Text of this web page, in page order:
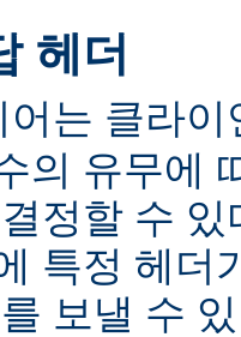
헤더
어는 클라
의 유무에
정할 수
특정 헤더
보낼 수